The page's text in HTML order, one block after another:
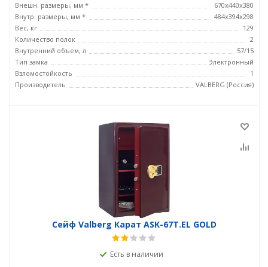
Внешн. размеры, мм *
670х440х380
Внутр. размеры, мм *
484х394х298
Вес, кг
129
Количество полок
2
Внутренний объем, л
57/15
Тип замка
Электронный
Взломостойкость
1
Производитель
VALBERG (Россия)
Сейф Valberg Карат ASK-67Т.EL GOLD
Есть в наличии